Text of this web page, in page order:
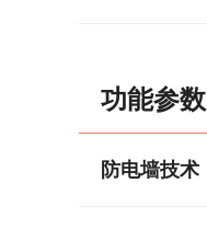
功能参数
防电墙技术